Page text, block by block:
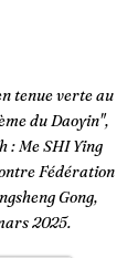
tenue verte au
du Daoyin",
: Me SHI Ying
Fédération
Gong,
2025.